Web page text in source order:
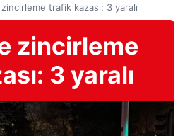
zincirleme trafik kazası: 3 yaralı
zincirleme
3 yaralı